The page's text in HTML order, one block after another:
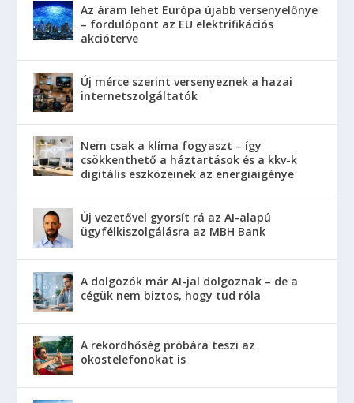
Az áram lehet Európa újabb versenyelőnye
– fordulópont az EU elektrifikációs
akcióterve
Új mérce szerint versenyeznek a hazai
internetszolgáltatók
Nem csak a klíma fogyaszt – így
csökkenthető a háztartások és a kkv-k
digitális eszközeinek az energiaigénye
Új vezetővel gyorsít rá az AI-alapú
ügyfélkiszolgálásra az MBH Bank
A dolgozók már AI-jal dolgoznak – de a
cégük nem biztos, hogy tud róla
A rekordhőség próbára teszi az
okostelefonokat is